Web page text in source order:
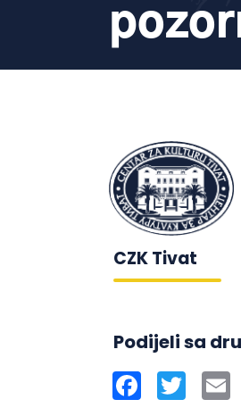
CZK Tivat
Podijeli sa
Facebook
Twitter